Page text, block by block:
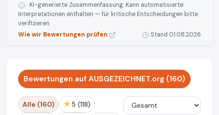
KI-generierte Zusammenfassung. Kann automatisierte
Interpretationen enthalten — für kritische Entscheidungen bitte
verifizieren.
Wie wir Bewertungen prüfen
Stand 01.08.2026
Bewertungen auf AUSGEZEICHNET.org (160)
Alle (160) ★ 5 (118)